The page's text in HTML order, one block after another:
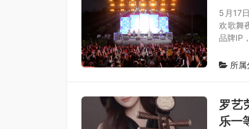
5月17
欢歌舞
品牌IP
所属
罗艺
乐一